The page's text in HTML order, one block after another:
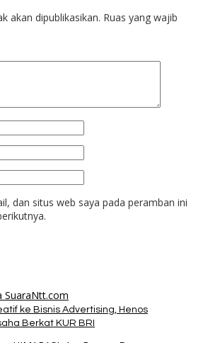
akan dipublikasikan. Ruas yang wajib
dan situs web saya pada peramban ini
ke Bisnis Advertising, Henos
Berkat KUR BRI